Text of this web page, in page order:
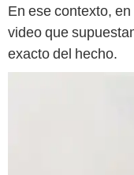
En ese contexto,
video que
exacto del hecho.